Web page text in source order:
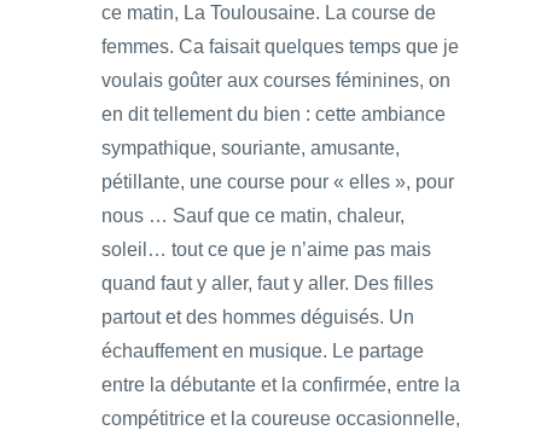
ce matin, La Toulousaine. La course de
femmes. Ca faisait quelques temps que je
voulais goûter aux courses féminines, on
en dit tellement du bien : cette ambiance
sympathique, souriante, amusante,
pétillante, une course pour « elles », pour
nous … Sauf que ce matin, chaleur,
soleil… tout ce que je n’aime pas mais
quand faut y aller, faut y aller. Des filles
partout et des hommes déguisés. Un
échauffement en musique. Le partage
entre la débutante et la confirmée, entre la
compétitrice et la coureuse occasionnelle,